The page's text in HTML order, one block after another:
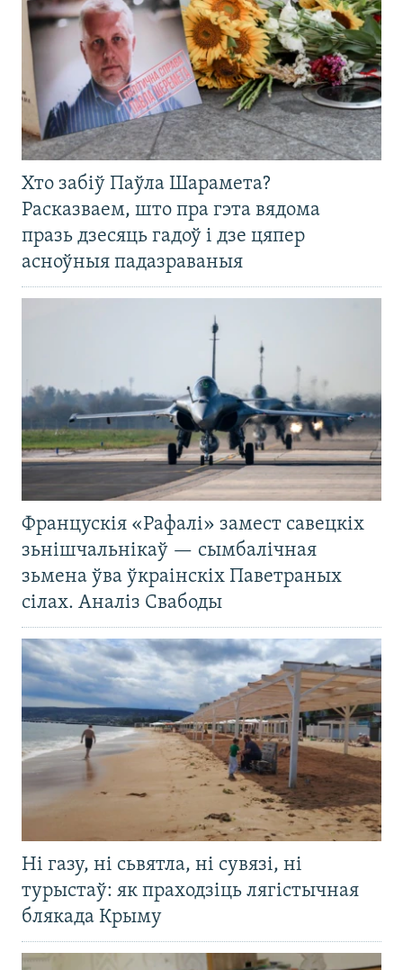
Хто забіў Паўла Шарамета?
Расказваем, што пра гэта вядома
празь дзесяць гадоў і дзе цяпер
асноўныя падазраваныя
Францускія «Рафалі» замест савецкіх
зьнішчальнікаў — сымбалічная
зьмена ўва ўкраінскіх Паветраных
сілах. Аналіз Свабоды
Ні газу, ні сьвятла, ні сувязі, ні
турыстаў: як праходзіць лягістычная
блякада Крыму